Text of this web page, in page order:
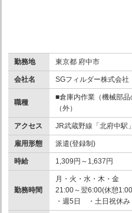
勤務地 東京都 府中市
会社名 SGフィルダー株式会社
職種
■倉庫内作業（機械部
（外）
アクセス JR武蔵野線「北府中駅
雇用形態 派遣(登録制)
時給 1,309円～1,637円
勤務時間
月・火・水・木・金
21:00～翌6:00(休憩
・週5日 ・土日祝休み